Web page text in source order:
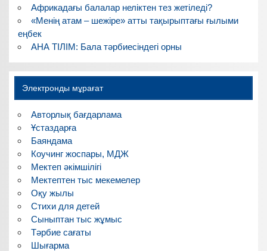
Африкадағы балалар неліктен тез жетіледі?
«Менің атам – шежіре» атты тақырыптағы ғылыми
еңбек
АНА ТІЛІМ: Бала тәрбиесіндегі орны
Электронды мұрағат
Авторлық бағдарлама
Ұстаздарға
Баяндама
Коучинг жоспары, МДЖ
Мектеп әкімшілігі
Мектептен тыс мекемелер
Оқу жылы
Стихи для детей
Сыныптан тыс жұмыс
Тәрбие сағаты
Шығарма